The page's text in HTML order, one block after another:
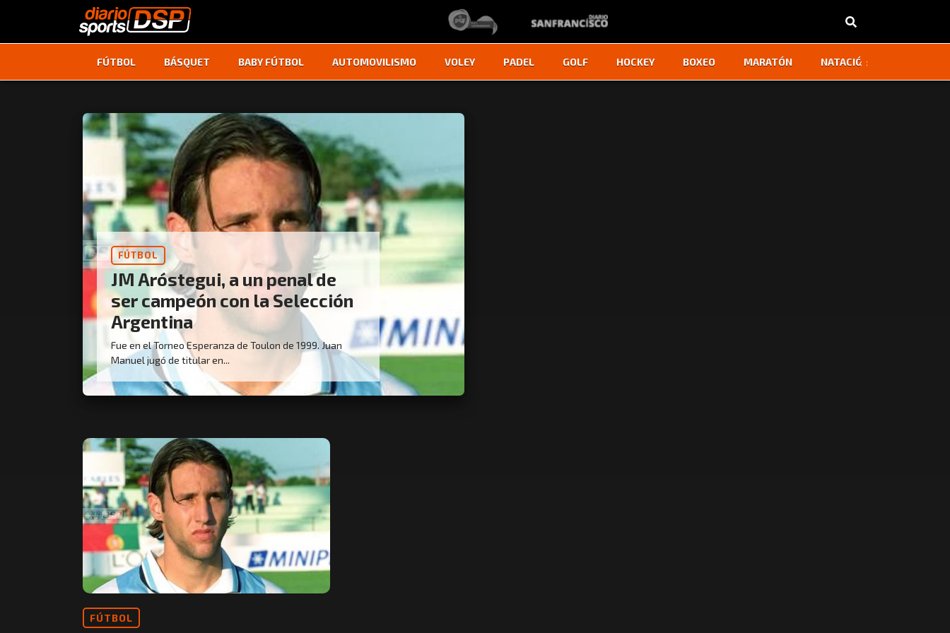
FÚTBOL BÁSQUET BABY FÚTBOL AUTOMOVILISMO VOLEY PADEL GOLF HOCKEY BOXEO MARATÓN NATACIÓN
‹ ›
FÚTBOL
JM Aróstegui, a un penal de
ser campeón con la Selección
Argentina
Fue en el Torneo Esperanza de Toulon de 1999. Juan
Manuel jugó de titular en...
FÚTBOL